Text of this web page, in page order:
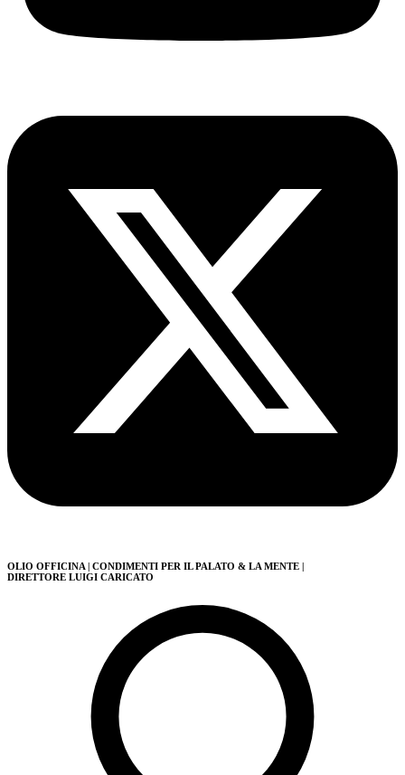
OLIO OFFICINA | CONDIMENTI PER IL PALATO & LA MENTE |
DIRETTORE LUIGI CARICATO